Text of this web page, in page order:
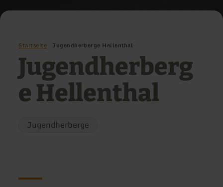
Startseite Jugendherberge Hellenthal
Jugendherberg
e Hellenthal
Jugendherberge